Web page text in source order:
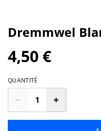
Dremmwel
4,50 €
QUANTITÉ